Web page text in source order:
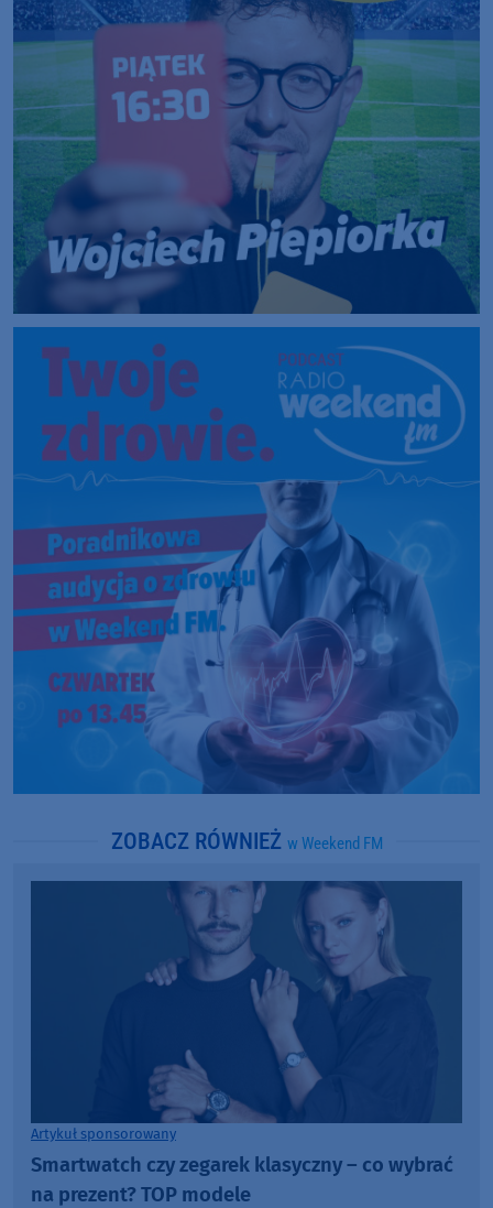
ZOBACZ RÓWNIEŻ w Weekend FM
Artykuł sponsorowany
Smartwatch czy zegarek klasyczny – co wybrać
na prezent? TOP modele